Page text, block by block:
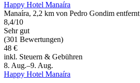
Happy Hotel Manaíra
Manaíra, 2,2 km von Pedro Gondim entfernt
8,4/10
Sehr gut
(301 Bewertungen)
48 €
inkl. Steuern & Gebühren
8. Aug.–9. Aug.
Happy Hotel Manaíra